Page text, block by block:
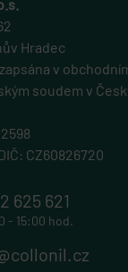
Hradec
v
soudem v
CZ60826720
625 621
- 15:00 hod.